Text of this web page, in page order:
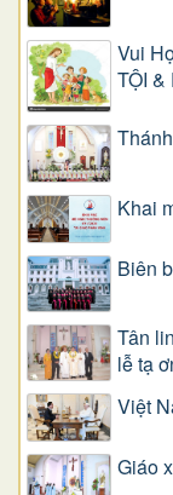
Vui
TỘI &
Khai
Biên
Tân
lễ tạ
Việt
Giáo